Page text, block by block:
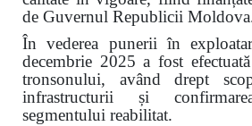
de Guvernul Republicii
În vederea punerii în
decembrie 2025 a fost
tronsonului, având drept
infrastructurii și
segmentului reabilitat.